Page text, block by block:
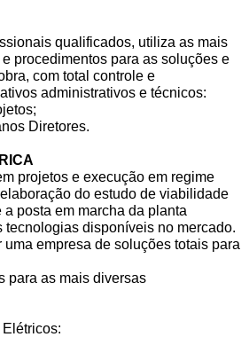
qualificados, utiliza as mais
procedimentos para as soluções e
com total controle e
administrativos e técnicos:
Diretores.
projetos e execução em regime
do estudo de viabilidade
posta em marcha da planta
tecnologias disponíveis no mercado.
uma empresa de soluções totais para
para as mais diversas